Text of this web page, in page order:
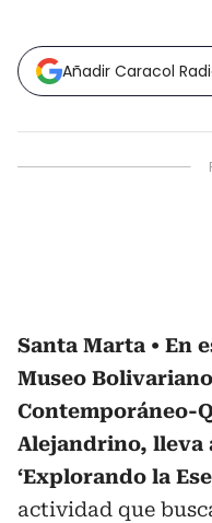
Añadir Caracol
Santa Marta
En
Museo
Contemporáneo-
Alejandrino, lleva
‘Explorando la
actividad que